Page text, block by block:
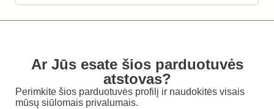
Ar Jūs esate šios parduotuvės
atstovas?
Perimkite šios parduotuvės profilį ir naudokitės visais
mūsų siūlomais privalumais.